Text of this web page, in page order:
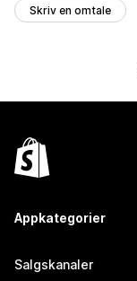
Skriv en omtale
Appkategorier
Salgskanaler